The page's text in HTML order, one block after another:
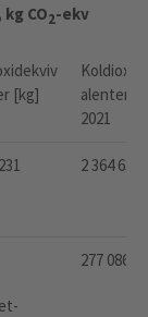
CO2-ekv
[kg]
alenter
2021
2 364 632
277 086